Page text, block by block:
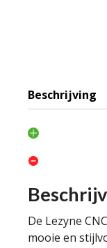
Beschrijving
De Lezyne
mooie en